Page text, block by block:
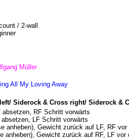
/ 2-wall
Müller
All My Loving Away
Siderock & Cross right/ Siderock &
RF Schritt vorwärts
LF Schritt vorwärts
anheben), Gewicht zurück auf LF, RF
anheben), Gewicht zurück auf RF, LF vor